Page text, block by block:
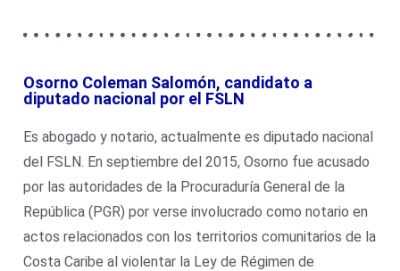
Osorno Coleman Salomón, candidato a
diputado nacional por el FSLN
Es abogado y notario, actualmente es diputado nacional
del FSLN. En septiembre del 2015, Osorno fue acusado
por las autoridades de la Procuraduría General de la
República (PGR) por verse involucrado como notario en
actos relacionados con los territorios comunitarios de la
Costa Caribe al violentar la Ley de Régimen de